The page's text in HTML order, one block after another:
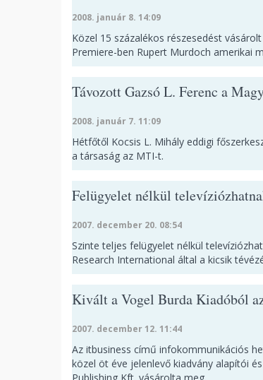
2008. január 8. 14:09
Közel 15 százalékos részesedést
Premiere-ben Rupert Murdoch amerikai
Távozott Gazsó L. Ferenc a
2008. január 7. 11:09
Hétfőtől Kocsis L. Mihály eddigi
a társaság az MTI-t.
Felügyelet nélkül
2007. december 20. 08:54
Szinte teljes felügyelet nélkül
Research International által a kicsik
Kivált a Vogel Burda Kiadóból
2007. december 12. 11:44
Az itbusiness című infokommunikációs
közel öt éve jelenlevő kiadvány alapítói